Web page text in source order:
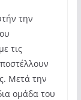
την
τις
Μετά την
ομάδα του